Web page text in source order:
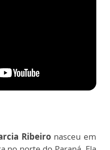
Ribeiro nasceu em